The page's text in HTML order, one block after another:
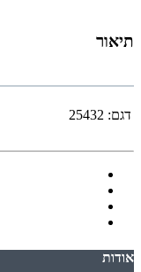
תיאור
דגם: 25432
אודות